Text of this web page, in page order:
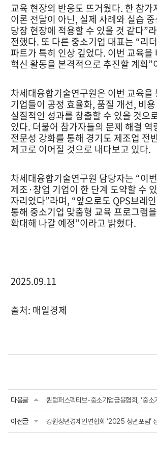
교육 현장의 반응도 뜨거웠다. 한 참가
이론 전달이 아닌, 실제 사례와 실습
당장 현장에 적용할 수 있을 것 같다”
전했다. 또 다른 중소기업 대표는 “리
파트가 특히 인상 깊었다. 이번 교육을
혁신 활동을 본격적으로 추진할 계획”
차세대융합기술연구원은 이번 교육을
기업들이 공정 효율화, 품질 개선, 비
실질적인 성과를 창출할 수 있을 것으
있다. 더불어 참가자들의 문제 해결 역
전문성 강화를 통해 경기도 제조업 전
제고로 이어질 것으로 내다보고 있다.
차세대융합기술연구원 담당자는 “이
제조·창업 기업이 한 단계 도약할 수
자리였다”라며, “앞으로도 QPS브레
통해 중소기업 맞춤형 교육 프로그램
확대해 나갈 예정”이라고 밝혔다.
2025.09.11
출처: 매일경제
다음글
이전글 강원청년경제인연합회 ‘2025 청년포럼’